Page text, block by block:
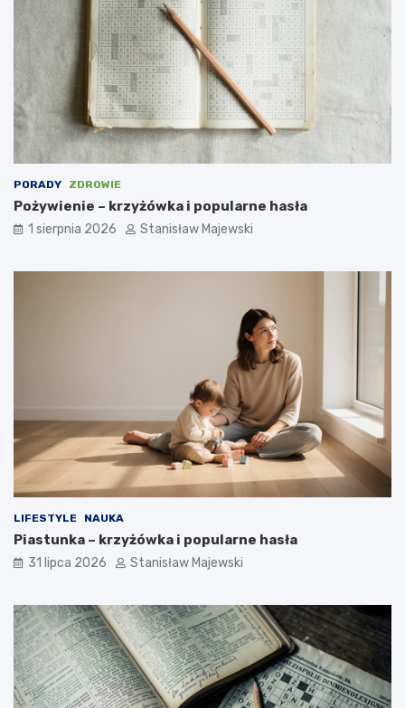
PORADY ZDROWIE
Pożywienie – krzyżówka i popularne hasła
1 sierpnia 2026 Stanisław Majewski
LIFESTYLE NAUKA
Piastunka – krzyżówka i popularne hasła
31 lipca 2026 Stanisław Majewski